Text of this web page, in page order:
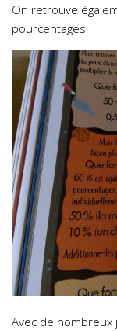
On retrouve
pourcentages
Avec de nombreux